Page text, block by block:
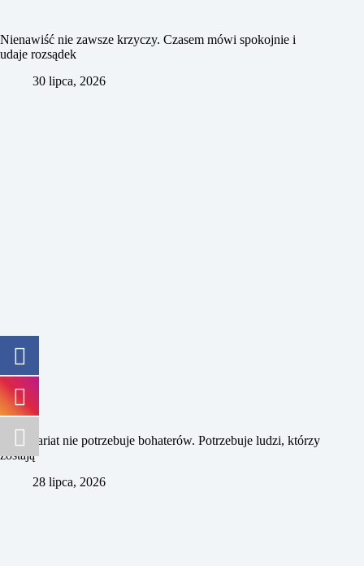
Nienawiść nie zawsze krzyczy. Czasem mówi spokojnie i
udaje rozsądek
30 lipca, 2026
Wolontariat nie potrzebuje bohaterów. Potrzebuje ludzi, którzy
zostają
28 lipca, 2026